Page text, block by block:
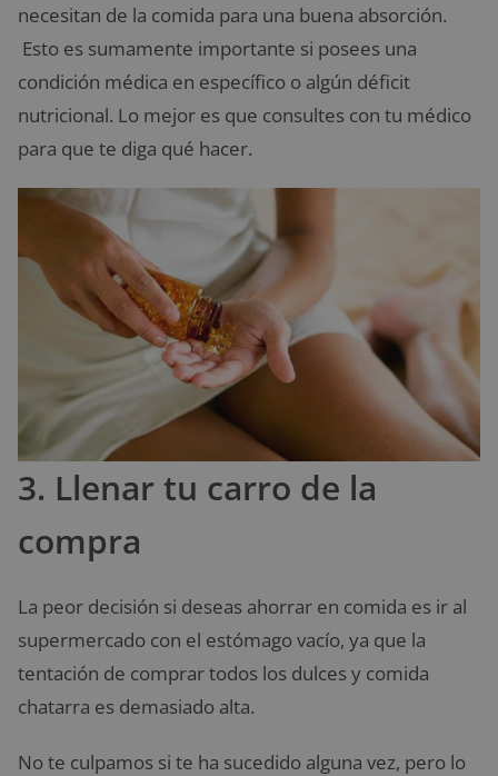
necesitan de la comida para una buena absorción.
Esto es sumamente importante si posees una
condición médica en específico o algún déficit
nutricional. Lo mejor es que consultes con tu médico
para que te diga qué hacer.
3. Llenar tu carro de la
compra
La peor decisión si deseas ahorrar en comida es ir al
supermercado con el estómago vacío, ya que la
tentación de comprar todos los dulces y comida
chatarra es demasiado alta.
No te culpamos si te ha sucedido alguna vez, pero lo